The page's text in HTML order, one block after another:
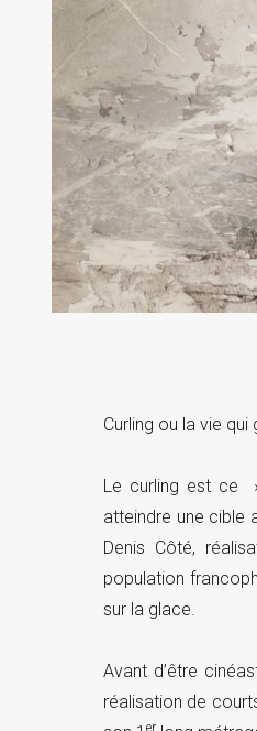
Curling ou la vie qui
Le curling est ce
atteindre une cible
Denis Côté,
population
sur la glace.
Avant d’être
réalisation de
er